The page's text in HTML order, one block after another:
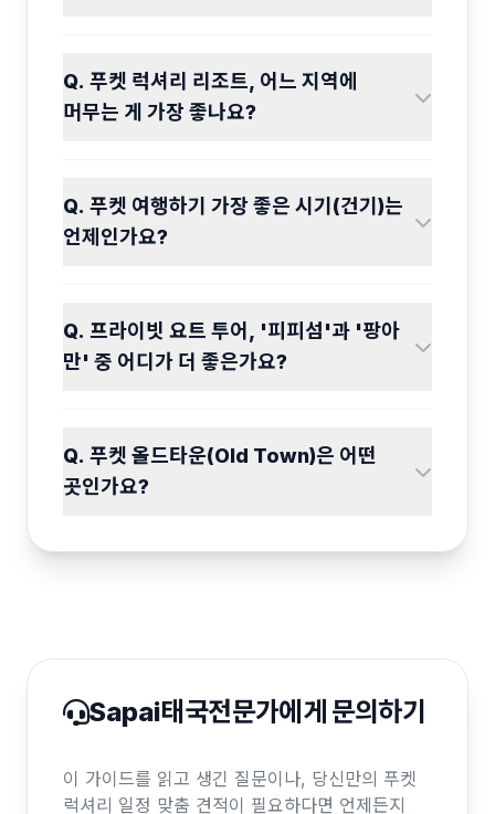
Q. 푸켓 럭셔리 리조트, 어느 지역에
머무는 게 가장 좋나요?
Q. 푸켓 여행하기 가장 좋은 시기(건기)는
언제인가요?
Q. 프라이빗 요트 투어, '피피섬'과 '팡아
만' 중 어디가 더 좋은가요?
Q. 푸켓 올드타운(Old Town)은 어떤
곳인가요?
Sapai태국전문가에게 문의하기
이 가이드를 읽고 생긴 질문이나, 당신만의 푸켓
럭셔리 일정 맞춤 견적이 필요하다면 언제든지